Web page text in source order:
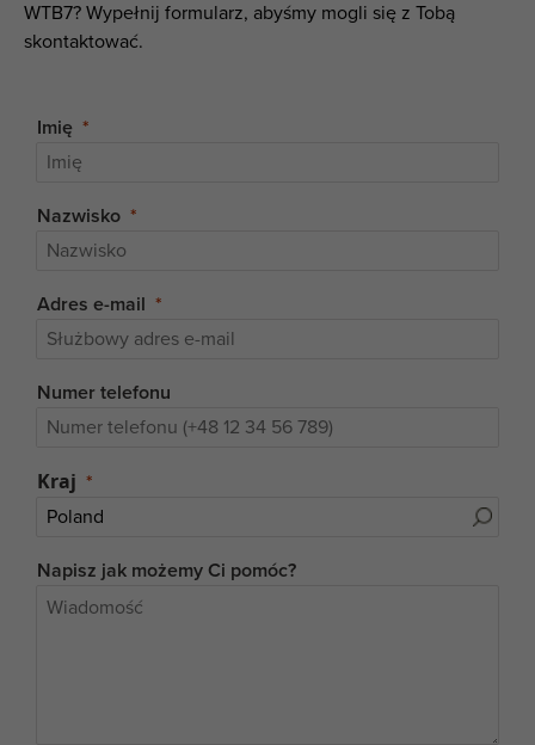
WTB7? Wypełnij formularz, abyśmy mogli się z Tobą
skontaktować.
Imię
Nazwisko
Adres e-mail
Numer telefonu
Kraj
Napisz jak możemy Ci pomóc?